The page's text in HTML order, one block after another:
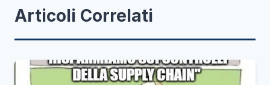
Articoli Correlati